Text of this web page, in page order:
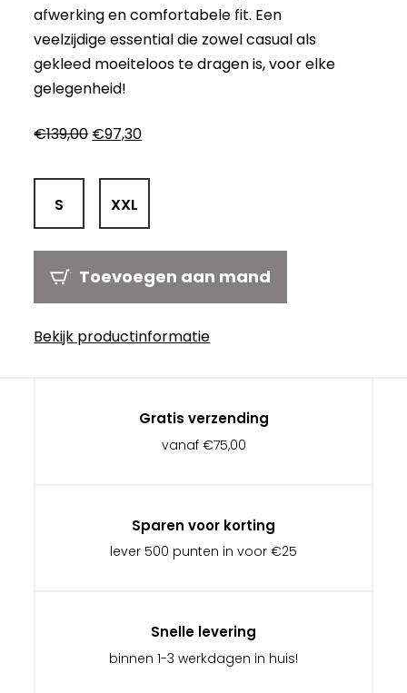
afwerking en comfortabele fit. Een
veelzijdige essential die zowel casual als
gekleed moeiteloos te dragen is, voor elke
gelegenheid!
€139,00 Oorspronkelijke
was:
€139,00.
€97,30Huidige
is:
S XXL
Toevoegen aan mand
Bekijk productinformatie
Gratis verzending
vanaf €75,00
Sparen voor korting
lever 500 punten in voor €25
Snelle levering
binnen 1-3 werkdagen in huis!